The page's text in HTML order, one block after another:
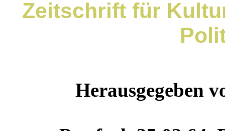
Zeitschrift für
Herausgegeben